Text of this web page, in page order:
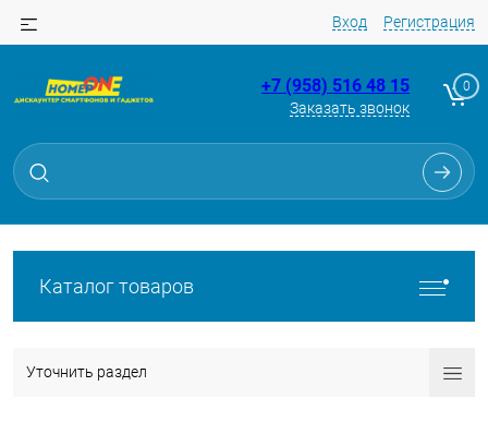
Вход Регистрация
+7 (958) 516 48 15
Заказать звонок
0
Каталог товаров
Уточнить раздел